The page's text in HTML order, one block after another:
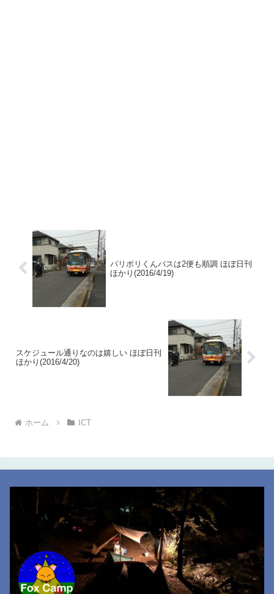
パリポリくんバスは2便も順調 ほぼ日刊
ほかり(2016/4/19)
スケジュール通りなのは嬉しい ほぼ日刊
ほかり(2016/4/20)
ホーム ICT